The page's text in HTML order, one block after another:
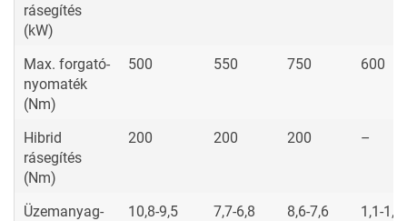
rásegítés
(kW)
Max. forgató-
nyomaték
(Nm)
500 550 750 600
Hibrid
rásegítés
(Nm)
200 200 200 –
Üzemanyag-
10,8-9,5
7,7-6,8
8,6-7,6
1,1-1,0